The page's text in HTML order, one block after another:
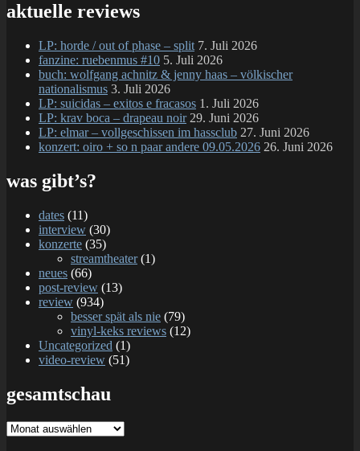
aktuelle reviews
LP: horde / out of phase – split 7. Juli 2026
fanzine: ruebenmus #10 5. Juli 2026
buch: wolfgang achnitz & jenny haas – völkischer
nationalismus 3. Juli 2026
LP: suicidas – exitos e fracasos 1. Juli 2026
LP: krav boca – drapeau noir 29. Juni 2026
LP: elmar – vollgeschissen im hassclub 27. Juni 2026
konzert: oiro + so n paar andere 09.05.2026 26. Juni 2026
was gibt’s?
dates (11)
interview (30)
konzerte (35)
streamtheater(1)
neues (66)
post-review (13)
review (934)
besser spät als nie (79)
vinyl-keks reviews (12)
Uncategorized (1)
video-review (51)
gesamtschau
gesamtschau